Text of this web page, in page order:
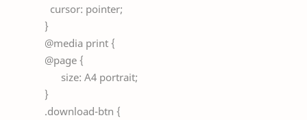
cursor: pointer;
}
@media print {
@page {
size: A4 portrait;
}
.download-btn {